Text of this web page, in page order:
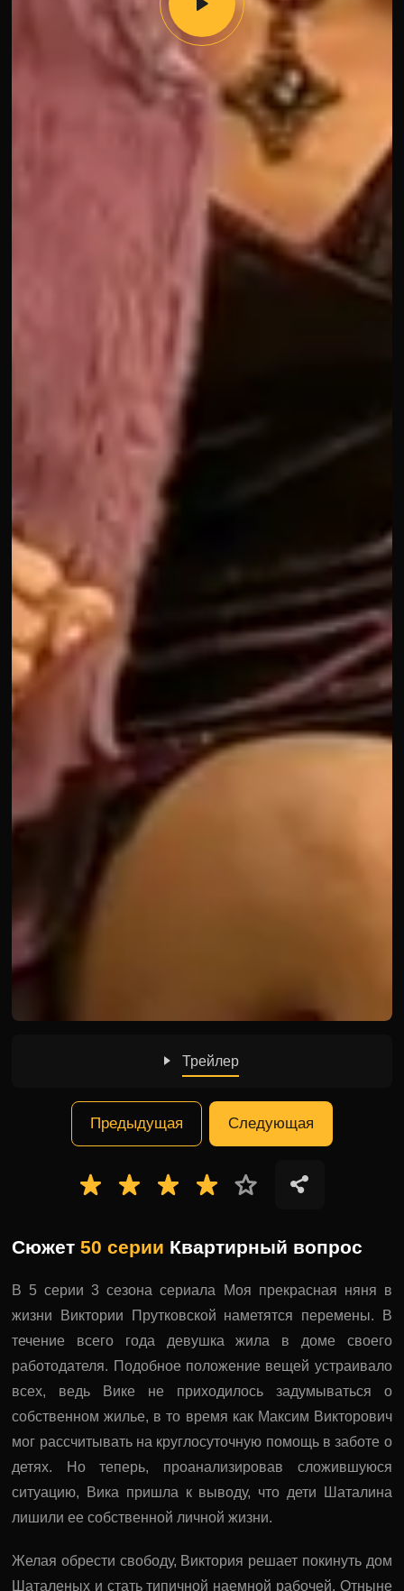
Трейлер
Предыдущая Следующая
Сюжет50 серии Квартирный вопрос
В 5 серии 3 сезона сериала Моя прекрасная няня в
жизни Виктории Прутковской наметятся перемены. В
течение всего года девушка жила в доме своего
работодателя. Подобное положение вещей устраивало
всех, ведь Вике не приходилось задумываться о
собственном жилье, в то время как Максим Викторович
мог рассчитывать на круглосуточную помощь в заботе о
детях. Но теперь, проанализировав сложившуюся
ситуацию, Вика пришла к выводу, что дети Шаталина
лишили ее собственной личной жизни.
Желая обрести свободу, Виктория решает покинуть дом
Шаталеных и стать типичной наемной рабочей. Отныне